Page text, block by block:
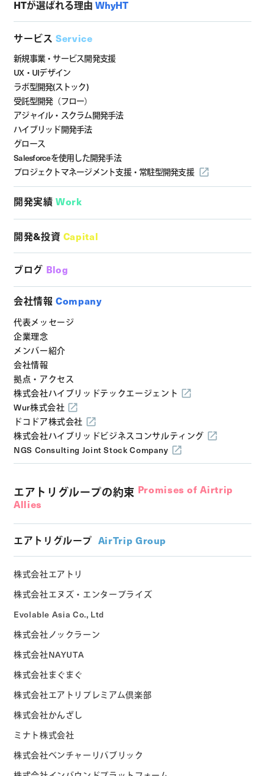
HTが選ばれる理由 WhyHT
サービス Service
新規事業・サービス開発支援
UX・UIデザイン
ラボ型開発(ストック)
受託型開発（フロー）
アジャイル・スクラム開発手法
ハイブリッド開発手法
グロース
Salesforceを使用した開発手法
プロジェクトマネージメント支援・ 常駐型開発支援
開発実績 Work
開発&投資 Capital
ブログ Blog
会社情報 Company
代表メッセージ
企業理念
メンバー紹介
会社情報
拠点・アクセス
株式会社ハイブリッドテックエージェント
Wur株式会社
ドコドア株式会社
株式会社ハイブリッドビジネスコンサルティング
NGS Consulting Joint Stock Company
エアトリグループの約束 Promises of Airtrip
Allies
エアトリグループ AirTrip Group
株式会社エアトリ
株式会社エヌズ・エンタープライズ
Evolable Asia Co., Ltd
株式会社ノックラーン
株式会社NAYUTA
株式会社まぐまぐ
株式会社エアトリプレミアム倶楽部
株式会社かんざし
ミナト株式会社
株式会社ベンチャーリパブリック